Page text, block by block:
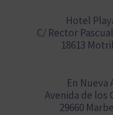
Hotel
C/ Rector
18613
En Nueva
Avenida de los
29660